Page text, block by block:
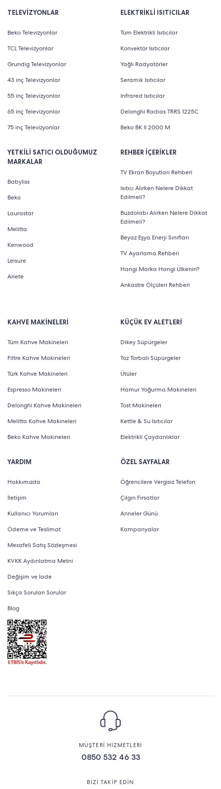
TELEVİZYONLAR
Beko Televizyonlar
TCL Televizyonlar
Grundig Televizyonlar
43 inç Televizyonlar
55 inç Televizyonlar
65 inç Televizyonlar
75 inç Televizyonlar
YETKİLİ SATICI OLDUĞUMUZ
MARKALAR
Babyliss
Beko
Laurastar
Melitta
Kenwood
Leisure
Ariete
ELEKTRİKLİ ISITICILAR
Tüm Elektrikli Isıtıcılar
Konvektör Isıtıcılar
Yağlı Radyatörler
Seramik Isıtıcılar
Infrared Isıtıcılar
Delonghi Radias TRRS 1225C
Beko BK II 2000 M
REHBER İÇERİKLER
TV Ekran Boyutları Rehberi
Isıtıcı Alırken Nelere Dikkat
Edilmeli?
Buzdolabı Alırken Nelere Dikkat
Edilmeli?
Beyaz Eşya Enerji Sınıfları
TV Ayarlama Rehberi
Hangi Marka Hangi Ülkenin?
Ankastre Ölçüleri Rehberi
KAHVE MAKİNELERİ
Tüm Kahve Makineleri
Filtre Kahve Makineleri
Türk Kahve Makineleri
Espresso Makineleri
Delonghi Kahve Makineleri
Melitta Kahve Makineleri
Beko Kahve Makineleri
YARDIM
Hakkımızda
İletişim
Kullanıcı Yorumları
Ödeme ve Teslimat
Mesafeli Satış Sözleşmesi
KVKK Aydınlatma Metni
Değişim ve İade
Sıkça Sorulan Sorular
Blog
KÜÇÜK EV ALETLERİ
Dikey Süpürgeler
Toz Torbalı Süpürgeler
Ütüler
Hamur Yoğurma Makineleri
Tost Makineleri
Kettle & Su Isıtıcılar
Elektrikli Çaydanlıklar
ÖZEL SAYFALAR
Öğrencilere Vergisiz Telefon
Çılgın Fırsatlar
Anneler Günü
Kampanyalar
MÜŞTERİ HİZMETLERİ
0850 532 46 33
BİZİ TAKİP EDİN